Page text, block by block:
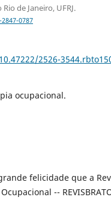
de Janeiro, UFRJ.
0787
2526-
ocupacional.
felicidade que a
--